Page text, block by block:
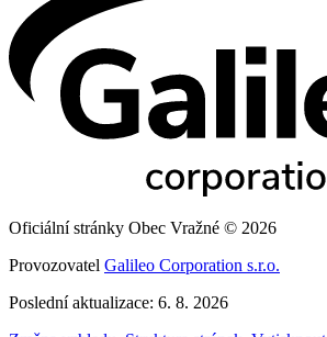
Oficiální stránky Obec Vražné © 2026
Provozovatel Galileo Corporation s.r.o.
Poslední aktualizace: 6. 8. 2026